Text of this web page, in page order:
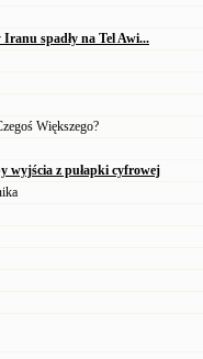
Iranu spadły na Tel Awi...
Większego?
wyjścia z pułapki cyfrowej